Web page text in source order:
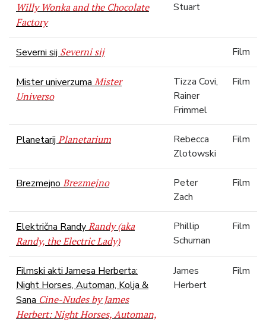
Willy Wonka and the Chocolate
Factory
Stuart
Severni sij Severni sij Film
Mister univerzuma Mister
Universo
Tizza Covi,
Rainer
Frimmel
Film
Planetarij Planetarium
Rebecca
Zlotowski
Film
Brezmejno Brezmejno
Peter
Zach
Film
Električna RandyRandy (aka
Randy, the Electric Lady)
Phillip
Schuman
Film
Filmski akti Jamesa Herberta:
Night Horses, Automan, Kolja &
Sana Cine-Nudes by James
Herbert: Night Horses, Automan,
James
Herbert
Film